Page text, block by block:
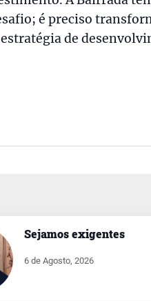
é preciso
de
Sejamos exigentes
6 de Agosto, 2026